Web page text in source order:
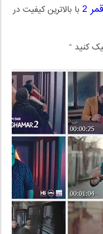
2 با بالاترین کیفیت در
کنید “